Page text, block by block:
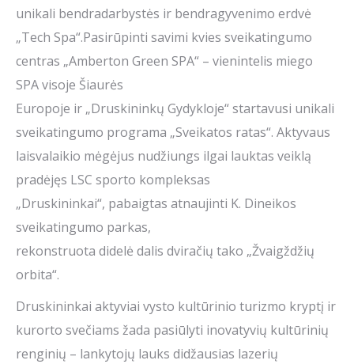
unikali bendradarbystės ir bendragyvenimo erdvė
„Tech Spa“.Pasirūpinti savimi kvies sveikatingumo
centras „Amberton Green SPA“ – vienintelis miego
SPA visoje Šiaurės
Europoje ir „Druskininkų Gydykloje“ startavusi unikali
sveikatingumo programa „Sveikatos ratas“. Aktyvaus
laisvalaikio mėgėjus nudžiungs ilgai lauktas veiklą
pradėjęs LSC sporto kompleksas
„Druskininkai“, pabaigtas atnaujinti K. Dineikos
sveikatingumo parkas,
rekonstruota didelė dalis dviračių tako „Žvaigždžių
orbita“.
Druskininkai aktyviai vysto kultūrinio turizmo kryptį ir
kurorto svečiams žada pasiūlyti inovatyvių kultūrinių
renginių – lankytojų lauks didžausias lazerių